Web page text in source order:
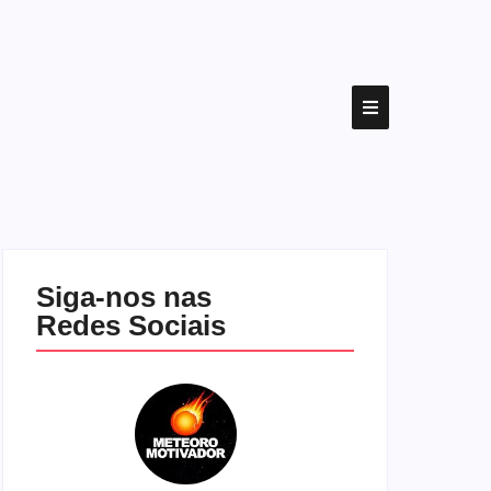
Siga-nos nas
Redes Sociais